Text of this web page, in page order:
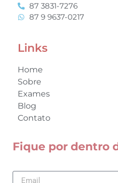
87 3831-7276
87 9 9637-0217
Links
Home
Sobre
Exames
Blog
Contato
Fique por dentro